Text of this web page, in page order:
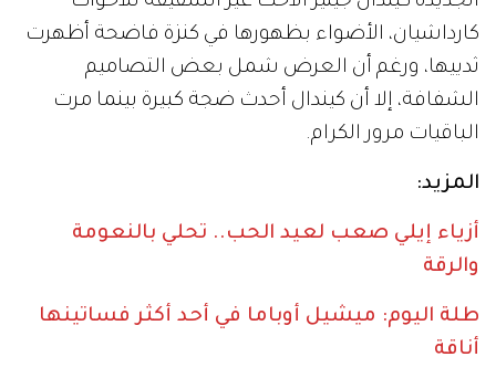
كارداشيان، الأضواء بظهورها في كنزة فاضحة أظهرت
ثدييها، ورغم أن العرض شمل بعض التصاميم
الشفافة، إلا أن كيندال أحدث ضجة كبيرة بينما مرت
الباقيات مرور الكرام.
المزيد:
أزياء إيلي صعب لعيد الحب.. تحلي بالنعومة
والرقة
طلة اليوم: ميشيل أوباما في أحد أكثر فساتينها
أناقة